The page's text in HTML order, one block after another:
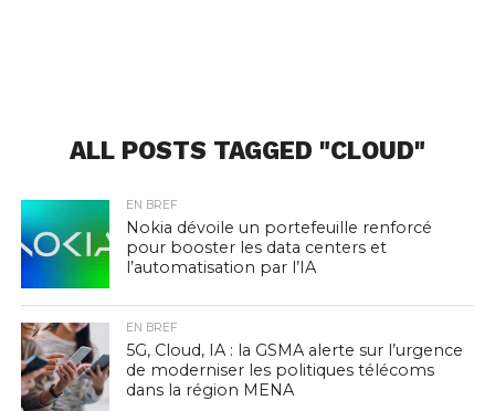
ALL POSTS TAGGED "CLOUD"
EN BREF
Nokia dévoile un portefeuille renforcé
pour booster les data centers et
l’automatisation par l’IA
EN BREF
5G, Cloud, IA : la GSMA alerte sur l’urgence
de moderniser les politiques télécoms
dans la région MENA